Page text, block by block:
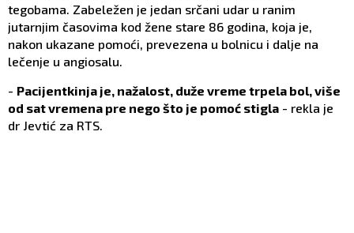
tegobama. Zabeležen je jedan srčani udar u ranim
jutarnjim časovima kod žene stare 86 godina, koja je,
nakon ukazane pomoći, prevezena u bolnicu i dalje na
lečenje u angiosalu.
- Pacijentkinja je, nažalost, duže vreme trpela bol, više
od sat vremena pre nego što je pomoć stigla - rekla je
dr Jevtić za RTS.